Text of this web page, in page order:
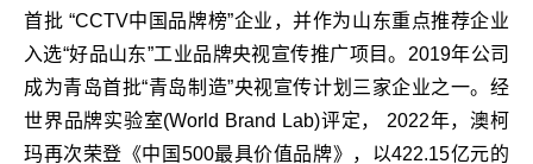
首批 “CCTV中国品牌榜”企业，并作为山东重点推荐企业
入选“好品山东”工业品牌央视宣传推广项目。2019年公司
成为青岛首批“青岛制造”央视宣传计划三家企业之一。经
世界品牌实验室(World Brand Lab)评定， 2022年，澳柯
玛再次荣登《中国500最具价值品牌》，以422.15亿元的